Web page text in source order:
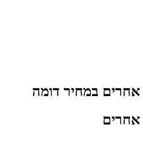
אחרים במחיר דומה
אחרים